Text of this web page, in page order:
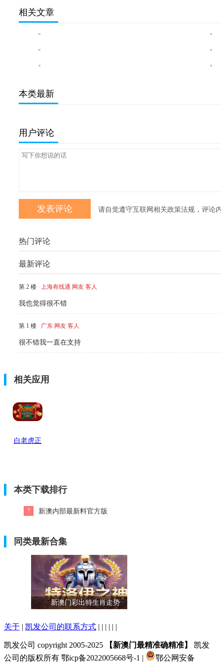
相关文章
本类最新
用户评论
请自觉遵守互联网相关政策法规，评论
热门评论
最新评论
第 2 楼 上海有线通 网友 客人
我也觉得很不错
第 1 楼 广东 网友 客人
很不错我一直在支持
相关应用
白老虎正
本类下载排行
7 新澳内部最新料官方版
同类最新合集
新澳门彩出特生肖走势
关于 | 凯发公司的联系方式 | | | | | |
凯发公司 copyright 2005-2025 【新澳门最精准确精准】
凯发
公司的版权所有 鄂icp备2022005668号-1 |
鄂公网安备